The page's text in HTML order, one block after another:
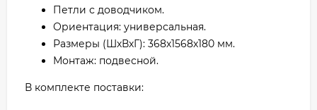
Петли с доводчиком.
Ориентация: универсальная.
Размеры (ШхВхГ): 368х1568х180 мм.
Монтаж: подвесной.
В комплекте поставки: